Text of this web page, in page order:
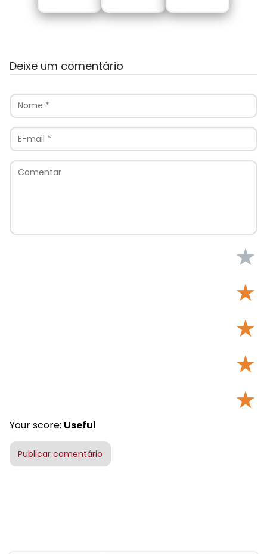
Deixe um comentário
★
★
★
★
★
Your score: Useful